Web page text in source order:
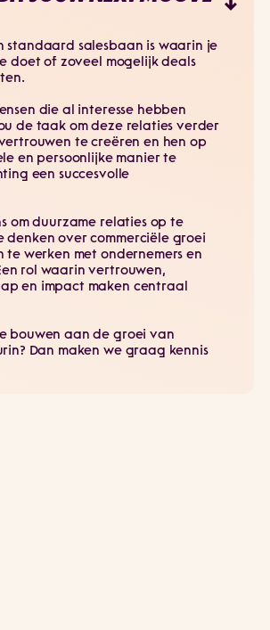
standaard salesbaan is waarin je
doet of zoveel mogelijk deals
die al interesse hebben
de taak om deze relaties verder
te creëren en hen op
en persoonlijke manier te
een succesvolle
om duurzame relaties op te
denken over commerciële groei
te werken met ondernemers en
rol waarin vertrouwen,
en impact maken centraal
bouwen aan de groei van
Dan maken we graag kennis